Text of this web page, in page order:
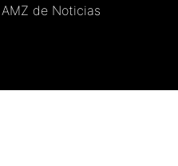
de Noticias